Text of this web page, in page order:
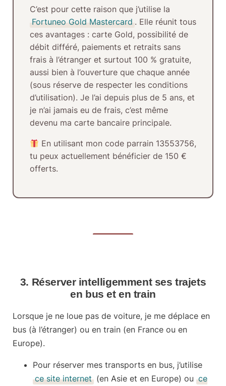
C’est pour cette raison que j’utilise la
Fortuneo Gold Mastercard . Elle réunit tous
ces avantages : carte Gold, possibilité de
débit différé, paiements et retraits sans
frais à l’étrangeret surtout 100 % gratuite,
aussi bien à l’ouverture que chaque année
(sous réserve de respecter les conditions
d’utilisation). Je l’ai depuis plus de 5 ans, et
je n’ai jamais eu de frais, c’est même
devenu ma carte bancaire principale.
En utilisant mon code parrain 13553756,
tu peux actuellement bénéficier de 150 €
offerts.
3. Réserver intelligemment ses trajets
en bus et en train
Lorsque je ne loue pas de voiture, je me déplace en
bus (à l’étranger) ou en train (en France ou en
Europe).
Pour réserver mes transports en bus, j’utilise
ce site internet (en Asie et en Europe) ou ce